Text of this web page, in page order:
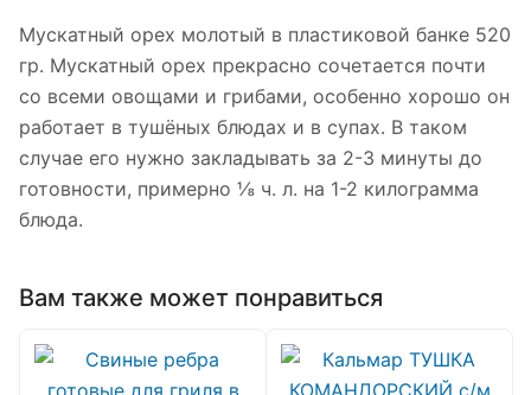
Мускатный орех молотый в пластиковой банке 520
гр. Мускатный орех прекрасно сочетается почти
со всеми овощами и грибами, особенно хорошо он
работает в тушёных блюдах и в супах. В таком
случае его нужно закладывать за 2-3 минуты до
готовности, примерно ⅛ ч. л. на 1-2 килограмма
блюда.
Вам также может понравиться